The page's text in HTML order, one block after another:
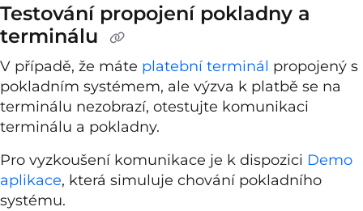
Testování propojení pokladny a
terminálu
V případě, že máte platební terminál propojený s
pokladním systémem, ale výzva k platbě se na
terminálu nezobrazí, otestujte komunikaci
terminálu a pokladny.
Pro vyzkoušení komunikace je k dispozici Demo
aplikace, která simuluje chování pokladního
systému.